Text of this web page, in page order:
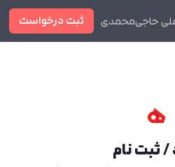
حاجی‌محمدی ثبت درخواست
/ ثبت نام